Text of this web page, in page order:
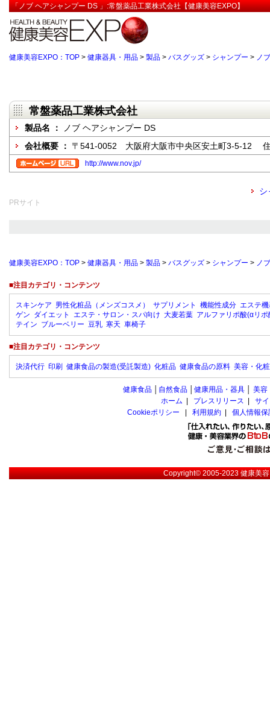
「ノブ ヘアシャンプー DS 」:常盤薬品工業株式会社【健康美容EXPO】
健康美容EXPO：TOP > 健康器具・用品 > 製品 > バスグッズ > シャンプー > ノ
常盤薬品工業株式会社
製品名 ：
ノブ ヘアシャンプー DS
会社概要 ： 〒541-0052 大阪府大阪市中央区安土町3-5-12
http://www.nov.jp/
シ
PRサイト
健康美容EXPO：TOP > 健康器具・用品 > 製品 > バスグッズ > シャンプー > ノ
■注目カテゴリ・コンテンツ
スキンケア 男性化粧品（メンズコスメ） サプリメント 機能性成分 エステ
ゲン ダイエット エステ・サロン・スパ向け 大麦若葉 アルファリポ酸(αリポ
テイン ブルーベリー 豆乳 寒天 車椅子
■注目カテゴリ・コンテンツ
決済代行 印刷 健康食品の製造(受託製造) 化粧品 健康食品の原料 美容・化
健康食品 自然食品 健康用品・器具 美容
ホーム
プレスリリース
サ
Cookieポリシー
利用規約 個人情報
Copyright© 2005-2023健康美